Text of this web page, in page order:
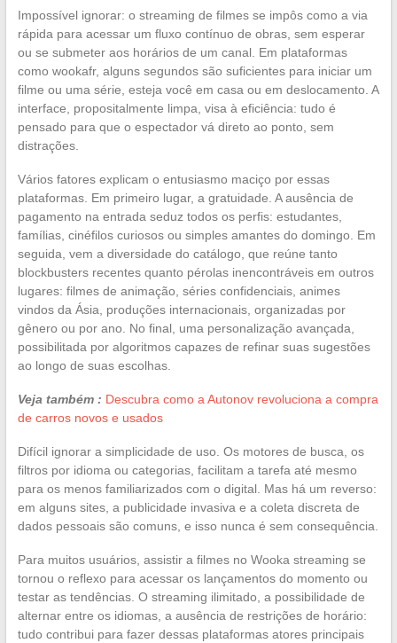
Impossível ignorar: o streaming de filmes se impôs como a via
rápida para acessar um fluxo contínuo de obras, sem esperar
ou se submeter aos horários de um canal. Em plataformas
como wookafr, alguns segundos são suficientes para iniciar um
filme ou uma série, esteja você em casa ou em deslocamento. A
interface, propositalmente limpa, visa à eficiência: tudo é
pensado para que o espectador vá direto ao ponto, sem
distrações.
Vários fatores explicam o entusiasmo maciço por essas
plataformas. Em primeiro lugar, a gratuidade. A ausência de
pagamento na entrada seduz todos os perfis: estudantes,
famílias, cinéfilos curiosos ou simples amantes do domingo. Em
seguida, vem a diversidade do catálogo, que reúne tanto
blockbusters recentes quanto pérolas inencontráveis em outros
lugares: filmes de animação, séries confidenciais, animes
vindos da Ásia, produções internacionais, organizadas por
gênero ou por ano. No final, uma personalização avançada,
possibilitada por algoritmos capazes de refinar suas sugestões
ao longo de suas escolhas.
Veja também : Descubra como a Autonov revoluciona a compra
de carros novos e usados
Difícil ignorar a simplicidade de uso. Os motores de busca, os
filtros por idioma ou categorias, facilitam a tarefa até mesmo
para os menos familiarizados com o digital. Mas há um reverso:
em alguns sites, a publicidade invasiva e a coleta discreta de
dados pessoais são comuns, e isso nunca é sem consequência.
Para muitos usuários, assistir a filmes no Wooka streaming se
tornou o reflexo para acessar os lançamentos do momento ou
testar as tendências. O streaming ilimitado, a possibilidade de
alternar entre os idiomas, a ausência de restrições de horário:
tudo contribui para fazer dessas plataformas atores principais